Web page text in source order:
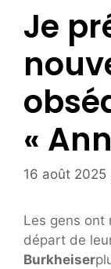
Je
«
16 août 2025
Les gens ont
départ de
Burkheiser